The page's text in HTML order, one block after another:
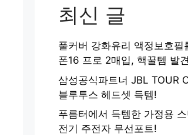
최신 글
풀커버 강화유리 액정보호필
폰16 프로 2매입, 핵꿀템 발
삼성공식파트너 JBL TOUR
블루투스 헤드셋 득템!
푸름터에서 득템한 가정용
전기 주전자 무선포트!